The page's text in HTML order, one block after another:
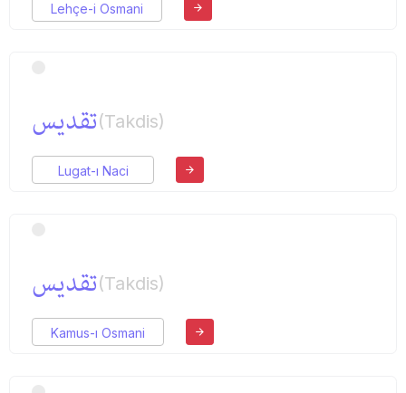
Lehçe-i Osmani
تقدیس(Takdis)
Lugat-ı Naci
تقدیس(Takdis)
Kamus-ı Osmani